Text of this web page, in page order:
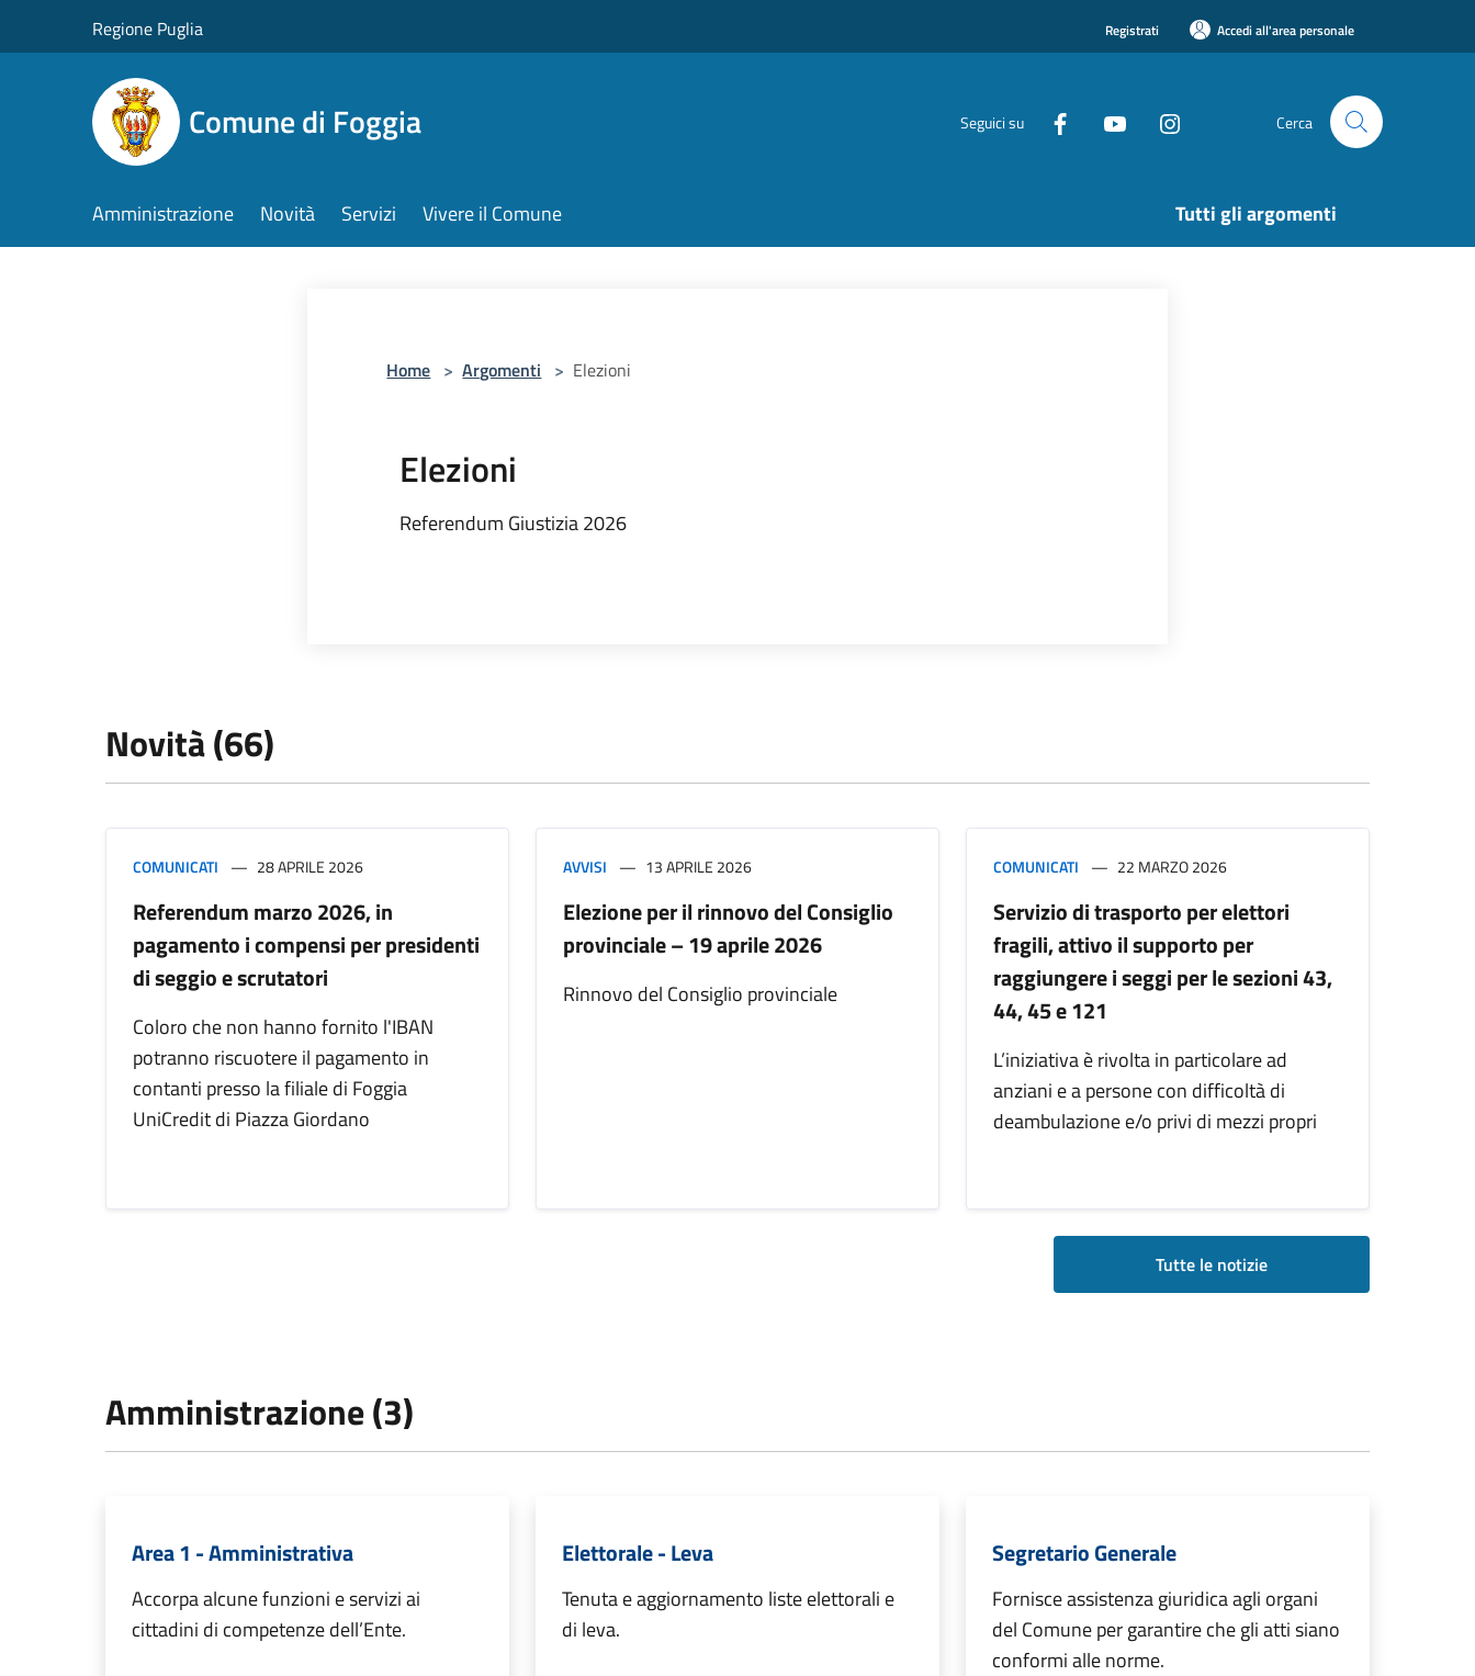
Regione Puglia Registrati Accedi all'area personale
Comune di Foggia Seguici su Cerca
Amministrazione Novità Servizi Vivere il Comune Tutti gli argomenti
Home > Argomenti > Elezioni
Elezioni
Referendum Giustizia 2026
Novità (66)
COMUNICATI 28 APRILE 2026
Referendum marzo 2026, in
pagamento i compensi per presidenti
di seggio e scrutatori
Coloro che non hanno fornito l'IBAN
potranno riscuotere il pagamento in
contanti presso la filiale di Foggia
UniCredit di Piazza Giordano
AVVISI 13 APRILE 2026
Elezione per il rinnovo del Consiglio
provinciale – 19 aprile 2026
Rinnovo del Consiglio provinciale
COMUNICATI 22 MARZO 2026
Servizio di trasporto per elettori
fragili, attivo il supporto per
raggiungere i seggi per le sezioni 43,
44, 45 e 121
L’iniziativa è rivolta in particolare ad
anziani e a persone con difficoltà di
deambulazione e/o privi di mezzi propri
Tutte le notizie
Amministrazione (3)
Area 1 - Amministrativa
Accorpa alcune funzioni e servizi ai
cittadini di competenze dell’Ente.
Elettorale - Leva
Tenuta e aggiornamento liste elettorali e
di leva.
Segretario Generale
Fornisce assistenza giuridica agli organi
del Comune per garantire che gli atti siano
conformi alle norme.